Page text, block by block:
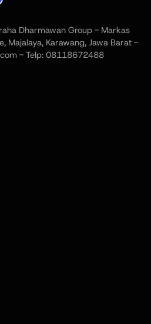
Dharmawan Group - Markas
Majalaya, Karawang, Jawa Barat -
- Telp: 08118672488